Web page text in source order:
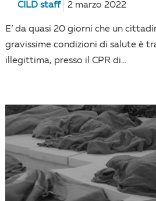
CILD staff 2 marzo 2022
E’ da quasi 20 giorni che un
gravissime condizioni di salute è
illegittima, presso il CPR di...